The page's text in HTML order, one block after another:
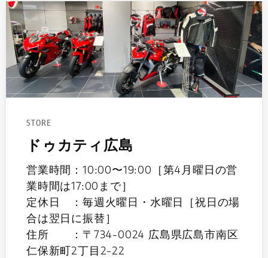
STORE
ドゥカティ広島
営業時間：10:00〜19:00［第4月曜日の営
業時間は17:00まで］
定休日 ：毎週火曜日・水曜日［祝日の場
合は翌日に振替］
住所 ：〒734-0024 広島県広島市南区
仁保新町2丁目2-22